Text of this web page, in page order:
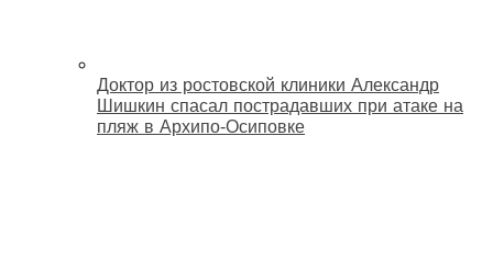
Доктор из ростовской клиники Александр
Шишкин спасал пострадавших при атаке на
пляж в Архипо‑Осиповке